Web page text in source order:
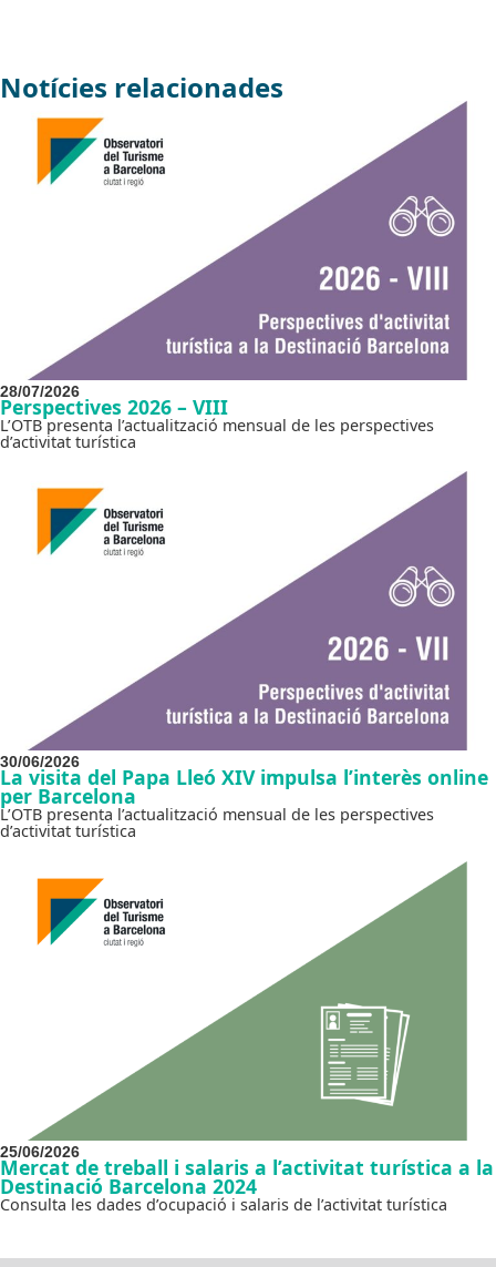
Notícies relacionades
28/07/2026
Perspectives 2026 – VIII
L’OTB presenta l’actualització mensual de les perspectives
d’activitat turística
30/06/2026
La visita del Papa Lleó XIV impulsa l’interès online
per Barcelona
L’OTB presenta l’actualització mensual de les perspectives
d’activitat turística
25/06/2026
Mercat de treball i salaris a l’activitat turística a la
Destinació Barcelona 2024
Consulta les dades d’ocupació i salaris de l’activitat turística